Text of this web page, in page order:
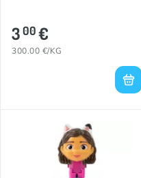
300€
300.00 €/KG